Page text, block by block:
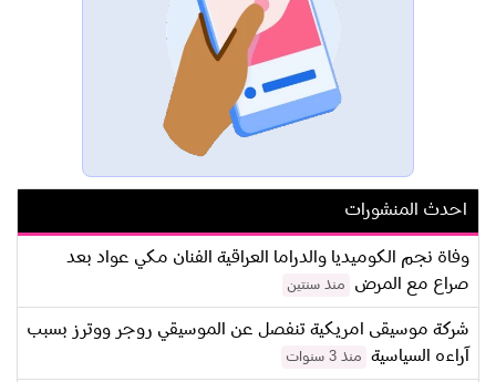
احدث المنشورات
وفاة نجم الكوميديا والدراما العراقية الفنان مكي عواد بعد
صراع مع المرض
منذ سنتين
شركة موسيقى امريكية تنفصل عن الموسيقي روجر ووترز بسبب
آراءه السياسية
منذ 3 سنوات